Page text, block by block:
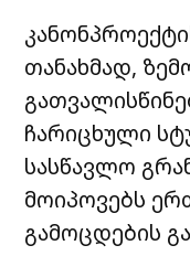
თანახმად,
ჩარიცხული
სასწავლო
მოიპოვებს
გამოცდების